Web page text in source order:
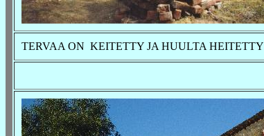
TERVAA ON KEITETTY JA HUULTA HEITETTY